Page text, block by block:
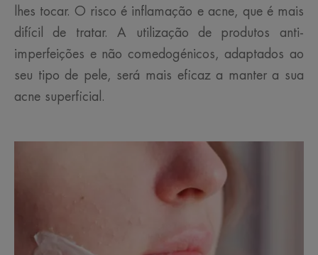
lhes tocar. O risco é inflamação e acne, que é mais
difícil de tratar. A utilização de produtos anti-
imperfeições e não comedogénicos, adaptados ao
seu tipo de pele, será mais eficaz a manter a sua
acne superficial.